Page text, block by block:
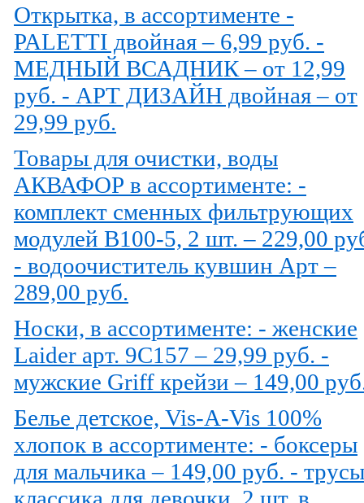
Открытка, в ассортименте -
PALETTI двойная – 6,99 руб. -
МЕДНЫЙ ВСАДНИК – от 12,99
руб. - АРТ ДИЗАЙН двойная – от
29,99 руб.
Товары для очистки, воды
АКВАФОР в ассортименте: -
комплект сменных фильтрующих
модулей В100-5, 2 шт. – 229,00
- водоочиститель кувшин Арт –
289,00 руб.
Носки, в ассортименте: - женские
Laider арт. 9С157 – 29,99 руб. -
мужские Griff крейзи – 149,00
Белье детское, Vis-A-Vis 100%
хлопок в ассортименте: - боксеры
для мальчика – 149,00 руб. - трусы
классика для девочки, 2 шт. в